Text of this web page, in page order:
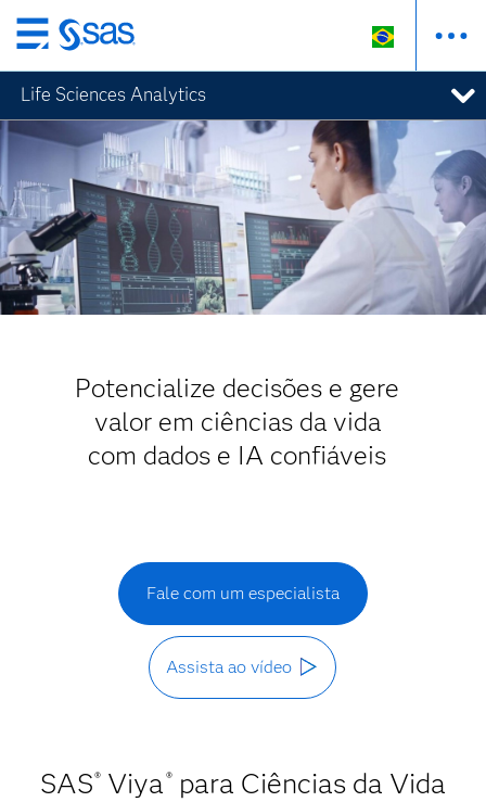
Pular
para
o
conteúdo
principal
Life Sciences Analytics
Potencialize decisões e gere
valor em ciências da vida
com dados e IA confiáveis
Fale com um especialista
Assista ao vídeo
SAS® Viya ® para Ciências da Vida